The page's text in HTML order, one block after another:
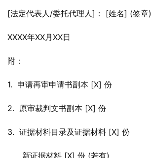
[法定代表人/委托代理人]： [姓名] (签章)
XXXX年XX月XX日
附：
1.  申请再审申请书副本 [X] 份
2.  原审裁判文书副本 [X] 份
3.  证据材料目录及证据材料 [X] 份
      新证据材料 [X] 份 (若有)